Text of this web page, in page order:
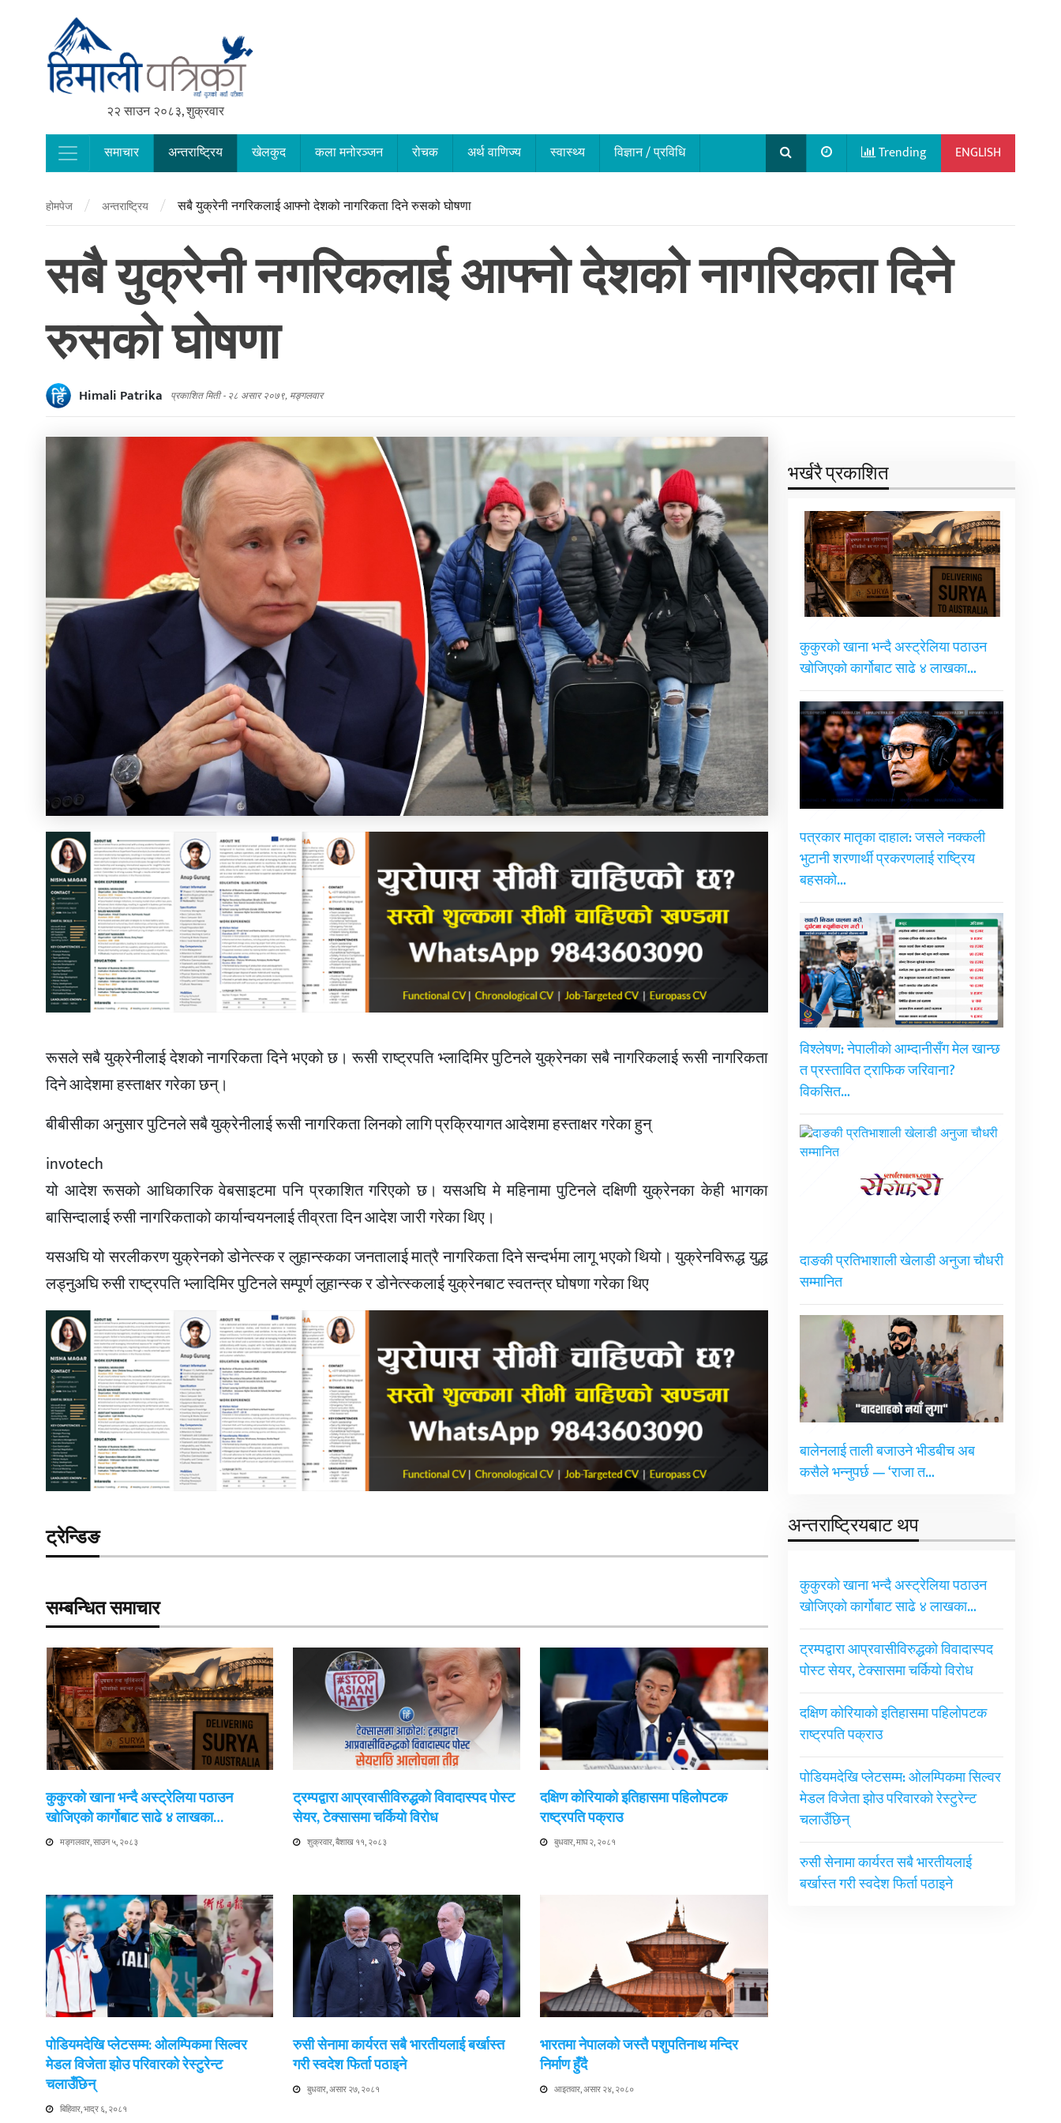
२२ साउन २०८३, शुक्रवार
Main Navigation
समाचार अन्तराष्ट्रिय खेलकुद कला मनोरञ्जन रोचक अर्थ वाणिज्य स्वास्थ्य विज्ञान / प्रविधि Trending ENGLISH
होमपेज / अन्तराष्ट्रिय / सबै युक्रेनी नगरिकलाई आफ्नो देशको नागरिकता दिने रुसको घोषणा
सबै युक्रेनी नगरिकलाई आफ्नो देशको नागरिकता दिने
रुसको घोषणा
Himali Patrika प्रकाशित मिती - २८ असार २०७९, मङ्गलवार
रूसले सबै युक्रेनीलाई देशको नागरिकता दिने भएको छ। रूसी राष्ट्रपति भ्लादिमिर पुटिनले युक्रेनका सबै नागरिकलाई रूसी नागरिकता
दिने आदेशमा हस्ताक्षर गरेका छन्।
बीबीसीका अनुसार पुटिनले सबै युक्रेनीलाई रूसी नागरिकता लिनको लागि प्रक्रियागत आदेशमा हस्ताक्षर गरेका हुन्
invotech
यो आदेश रूसको आधिकारिक वेबसाइटमा पनि प्रकाशित गरिएको छ। यसअघि मे महिनामा पुटिनले दक्षिणी युक्रेनका केही भागका
बासिन्दालाई रुसी नागरिकताको कार्यान्वयनलाई तीव्रता दिन आदेश जारी गरेका थिए।
यसअघि यो सरलीकरण युक्रेनको डोनेत्स्क र लुहान्स्कका जनतालाई मात्रै नागरिकता दिने सन्दर्भमा लागू भएको थियो। युक्रेनविरूद्ध युद्ध
लड्नुअघि रुसी राष्ट्रपति भ्लादिमिर पुटिनले सम्पूर्ण लुहान्स्क र डोनेत्स्कलाई युक्रेनबाट स्वतन्त्र घोषणा गरेका थिए
ट्रेन्डिङ
सम्बन्धित समाचार
कुकुरको खाना भन्दै अस्ट्रेलिया पठाउन
खोजिएको कार्गोबाट साढे ४ लाखका…
मङ्गलवार, साउन ५, २०८३
ट्रम्पद्वारा आप्रवासीविरुद्धको विवादास्पद पोस्ट
सेयर, टेक्सासमा चर्कियो विरोध
शुक्रवार, बैशाख ११, २०८३
दक्षिण कोरियाको इतिहासमा पहिलोपटक
राष्ट्रपति पक्राउ
बुधवार, माघ २, २०८१
पोडियमदेखि प्लेटसम्म: ओलम्पिकमा सिल्वर
मेडल विजेता झोउ परिवारको रेस्टुरेन्ट
चलाउँछिन्
बिहिवार, भाद्र ६, २०८१
रुसी सेनामा कार्यरत सबै भारतीयलाई बर्खास्त
गरी स्वदेश फिर्ता पठाइने
बुधवार, असार २७, २०८१
भारतमा नेपालको जस्तै पशुपतिनाथ मन्दिर
निर्माण हुँदै
आइतवार, असार २४, २०८०
भर्खरै प्रकाशित
कुकुरको खाना भन्दै अस्ट्रेलिया पठाउन
खोजिएको कार्गोबाट साढे ४ लाखका…
पत्रकार मातृका दाहाल: जसले नक्कली
भुटानी शरणार्थी प्रकरणलाई राष्ट्रिय
बहसको…
विश्लेषण: नेपालीको आम्दानीसँग मेल खान्छ
त प्रस्तावित ट्राफिक जरिवाना?
विकसित…
दाङकी प्रतिभाशाली खेलाडी अनुजा चौधरी
सम्मानित
बालेनलाई ताली बजाउने भीडबीच अब
कसैले भन्नुपर्छ — ‘राजा त…
अन्तराष्ट्रियबाट थप
कुकुरको खाना भन्दै अस्ट्रेलिया पठाउन
खोजिएको कार्गोबाट साढे ४ लाखका…
ट्रम्पद्वारा आप्रवासीविरुद्धको विवादास्पद
पोस्ट सेयर, टेक्सासमा चर्कियो विरोध
दक्षिण कोरियाको इतिहासमा पहिलोपटक
राष्ट्रपति पक्राउ
पोडियमदेखि प्लेटसम्म: ओलम्पिकमा सिल्वर
मेडल विजेता झोउ परिवारको रेस्टुरेन्ट
चलाउँछिन्
रुसी सेनामा कार्यरत सबै भारतीयलाई
बर्खास्त गरी स्वदेश फिर्ता पठाइने